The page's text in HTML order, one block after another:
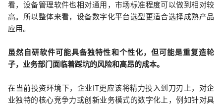
看，设备管理软件也相对通用，市场标准程度可以做到相对较
高。所以整体来看，设备数字化平台选型更适合选择成熟产品
应用。
虽然自研软件可能具备独特性和个性化，但可能是重复造轮
子，业务部门面临着踩坑的风险和高昂的成本。
在当前投资环境下，企业IT更应该将精力投入到刀刃上，对企
业独特的核心竞争力或创新业务模式的数字化上，例如针对具